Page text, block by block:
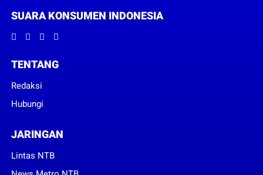
SUARA KONSUMEN INDONESIA
TENTANG
Redaksi
Hubungi
JARINGAN
Lintas NTB